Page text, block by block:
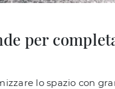
per
lo spazio con